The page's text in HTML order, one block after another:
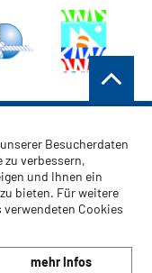
Besucherdaten
zu verbessern,
und Ihnen ein
bieten. Für weitere
Cookies
mehr Infos